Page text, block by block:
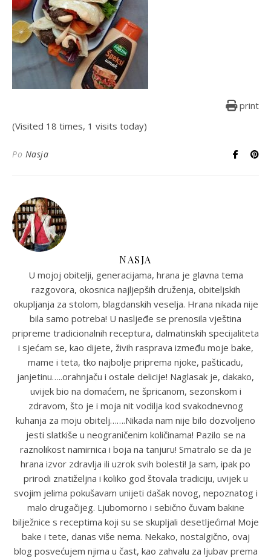
print
(Visited 18 times, 1 visits today)
Po Nasja
NASJA
U mojoj obitelji, generacijama, hrana je glavna tema
razgovora, okosnica najljepših druženja, obiteljskih
okupljanja za stolom, blagdanskih veselja. Hrana nikada nije
bila samo potreba! U nasljeđe se prenosila vještina
pripreme tradicionalnih receptura, dalmatinskih specijaliteta
i sjećam se, kao dijete, živih rasprava između moje bake,
mame i teta, tko najbolje priprema njoke, pašticadu,
janjetinu…..orahnjaču i ostale delicije! Naglasak je, dakako,
uvijek bio na domaćem, ne špricanom, sezonskom i
zdravom, što je i moja nit vodilja kod svakodnevnog
kuhanja za moju obitelj…….Nikada nam nije bilo dozvoljeno
jesti slatkiše u neograničenim količinama! Pazilo se na
raznolikost namirnica i boja na tanjuru! Smatralo se da je
hrana izvor zdravlja ili uzrok svih bolesti! Ja sam, ipak po
prirodi znatiželjna i koliko god štovala tradiciju, uvijek u
svojim jelima pokušavam unijeti dašak novog, nepoznatog i
malo drugačijeg. Ljubomorno i sebično čuvam bakine
bilježnice s receptima koji su se skupljali desetljećima! Moje
bake i tete, danas više nema. Nekako, nostalgično, ovaj
blog posvećujem njima u čast, kao zahvalu za ljubav prema